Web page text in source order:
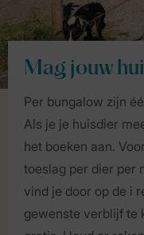
Mag jouw
Per bungalow zijn
Als je je huisdier
het boeken aan.
toeslag per dier per
vind je door op de i
gewenste verblijf te